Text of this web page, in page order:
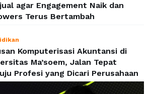
agar Engagement Naik dan
Terus Bertambah
Komputerisasi Akuntansi di
Ma’soem, Jalan Tepat
Profesi yang Dicari Perusahaan